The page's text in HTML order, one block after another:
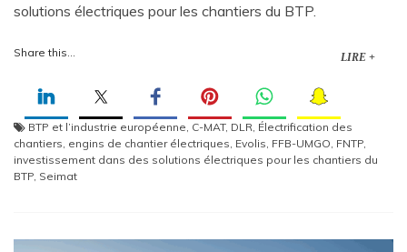
solutions électriques pour les chantiers du BTP.
Share this... LIRE +
BTP et l’industrie européenne, C-MAT, DLR, Électrification des
chantiers, engins de chantier électriques, Evolis, FFB-UMGO, FNTP,
investissement dans des solutions électriques pour les chantiers du
BTP, Seimat